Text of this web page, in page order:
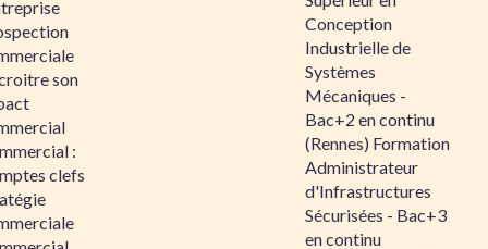
son
:
clefs
Conception
Industrielle de
Systèmes
Mécaniques -
Bac+2 en continu
(Rennes) Formation
Administrateur
d'Infrastructures
Sécurisées - Bac+3
en continu